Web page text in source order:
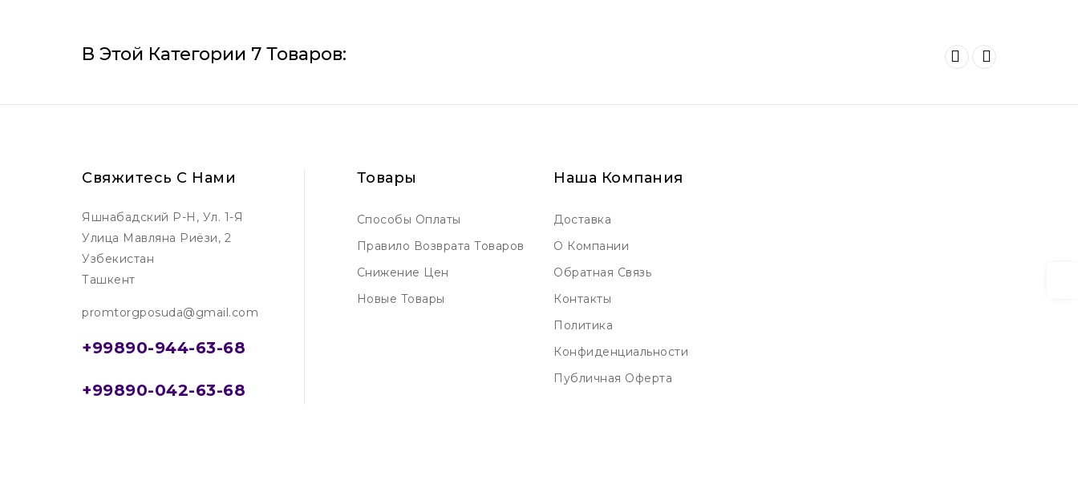
В Этой Категории 7 Товаров:
Свяжитесь С Нами
Яшнабадский Р-Н, Ул. 1-Я
Улица Мавляна Риёзи, 2
Узбекистан
Ташкент
promtorgposuda@gmail.com
+99890-944-63-68
+99890-042-63-68
Товары
Способы Оплаты
Правило Возврата Товаров
Снижение Цен
Новые Товары
Наша Компания
Доставка
О Компании
Обратная Связь
Контакты
Политика
Конфиденциальности
Публичная Оферта